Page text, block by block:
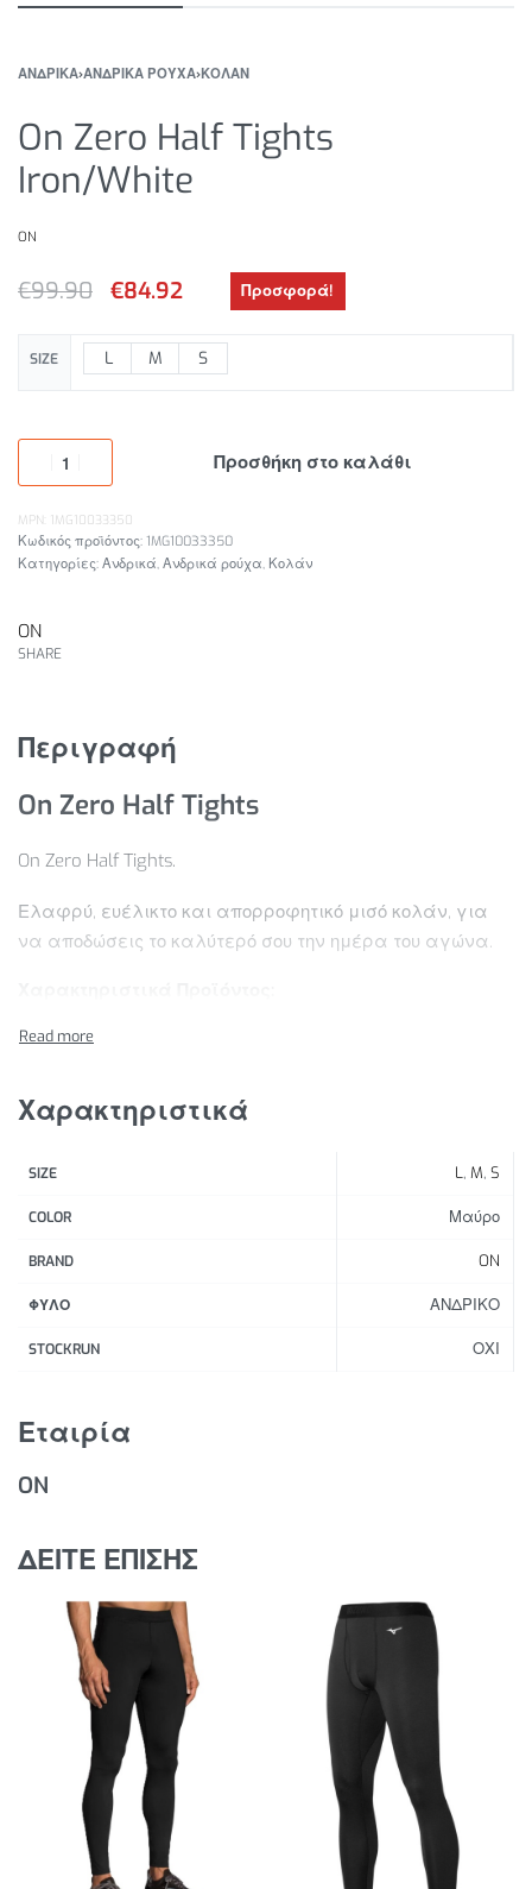
ΑΝΔΡΙΚΑ›ΑΝΔΡΙΚΑ ΡΟΥΧΑ›ΚΟΛΑΝ
On Zero Half Tights
Iron/White
ON
€99.90 €84.92 Προσφορά!
SIZE L M S
Προσθήκη στο καλάθι
MPN: 1MG10033350
1MG10033350
Κατηγορίες: Ανδρικά, Ανδρικά ρούχα, Κολάν
ON
SHARE
Περιγραφή
On Zero Half Tights
On Zero Half Tights.
Ελαφρύ, ευέλικτο και απορροφητικό μισό κολάν, για
να αποδώσεις το καλύτερό σου την ημέρα του αγώνα.
Απορρόφηση υγρασίας
Ρυθμιζόμενη ζώνη μέσης
Ειδικά σχεδιασμένες, κολλημένες πίσω τσέπες για
οι αθλητές της On
Χαρακτηριστικά
SIZE L, M, S
COLOR Μαύρο
BRAND ON
ΦΥΛΟ ΑΝΔΡΙΚΟ
STOCKRUN ΟΧΙ
Εταιρία
ON
ΔΕΙΤΕ ΕΠΙΣΗΣ